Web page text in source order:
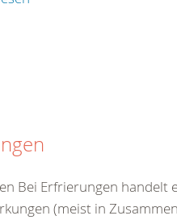
Bei Erfrierungen handelt
(meist in